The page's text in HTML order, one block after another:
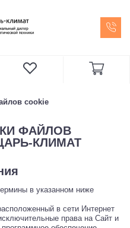
cookie
ФАЙЛОВ
КЛИМАТ
в указанном ниже
в сети Интернет
права на Сайт и